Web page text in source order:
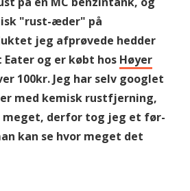
"rust-æder" på
jeg afprøvede hedder
Eater og er købt hos Høyer
100kr. Jeg har selv googlet
med kemisk rustfjerning,
meget, derfor tog jeg et før-
kan se hvor meget det